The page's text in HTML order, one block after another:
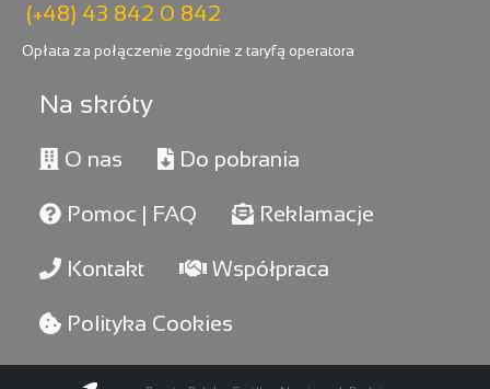
(+48) 43 842 0 842
Opłata za połączenie zgodnie z taryfą operatora
Na skróty
O nas Do pobrania
Pomoc | FAQ Reklamacje
Kontakt Współpraca
Polityka Cookies